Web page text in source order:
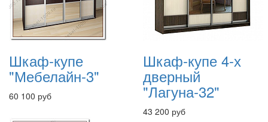
Шкаф-купе
"Мебелайн-3"
60 100 руб
Шкаф-купе 4-х
дверный
"Лагуна-32"
43 200 руб